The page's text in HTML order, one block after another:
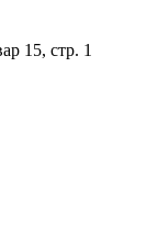
15, стр. 1